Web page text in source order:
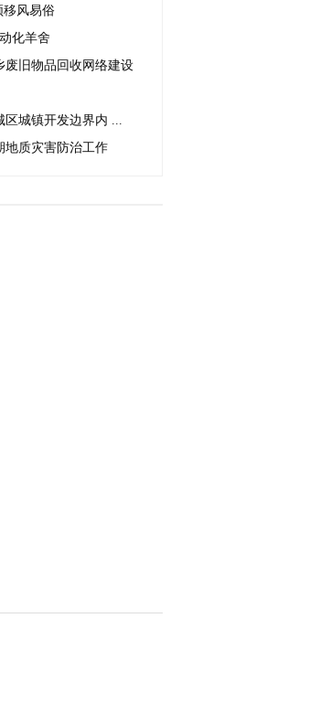
移风易俗
化羊舍
废旧物品回收网络建设
区城镇开发边界内 ...
地质灾害防治工作